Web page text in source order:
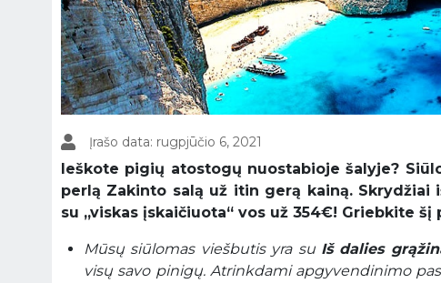
Įrašo data: rugpjūčio 6, 2021
Ieškote pigių atostogų nuostabioje šalyje?
perlą Zakinto salą už itin gerą kainą.
su „viskas įskaičiuota“ vos už 354€! Griebkite šį
Mūsų siūlomas viešbutis yra su Iš dalies
visų savo pinigų. Atrinkdami apgyvendinimo